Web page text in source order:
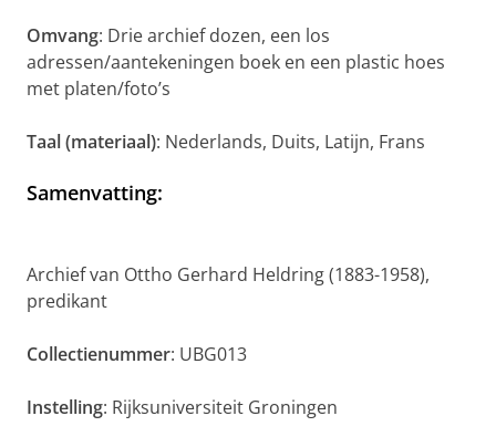
Omvang: Drie archief dozen, een los
adressen/aantekeningen boek en een plastic hoes
met platen/foto’s
Taal (materiaal): Nederlands, Duits, Latijn, Frans
Samenvatting:
Archief van Ottho Gerhard Heldring (1883-1958),
predikant
Collectienummer: UBG013
Instelling: Rijksuniversiteit Groningen